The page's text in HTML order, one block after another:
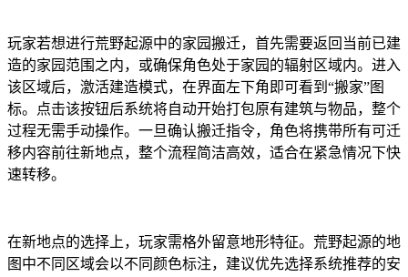
玩家若想进行荒野起源中的家园搬迁，首先需要返回当前已建
造的家园范围之内，或确保角色处于家园的辐射区域内。进入
该区域后，激活建造模式，在界面左下角即可看到“搬家”图
标。点击该按钮后系统将自动开始打包原有建筑与物品，整个
过程无需手动操作。一旦确认搬迁指令，角色将携带所有可迁
移内容前往新地点，整个流程简洁高效，适合在紧急情况下快
速转移。
在新地点的选择上，玩家需格外留意地形特征。荒野起源的地
图中不同区域会以不同颜色标注，建议优先选择系统推荐的安